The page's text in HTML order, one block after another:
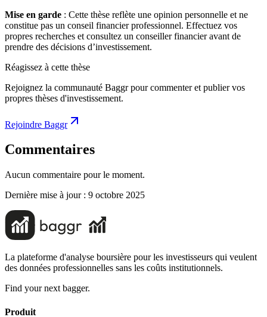
Mise en garde : Cette thèse reflète une opinion personnelle et ne
constitue pas un conseil financier professionnel. Effectuez vos
propres recherches et consultez un conseiller financier avant de
prendre des décisions d’investissement.
Réagissez à cette thèse
Rejoignez la communauté Baggr pour commenter et publier vos
propres thèses d'investissement.
Rejoindre Baggr
Commentaires
Aucun commentaire pour le moment.
Dernière mise à jour : 9 octobre 2025
La plateforme d'analyse boursière pour les investisseurs qui veulent
des données professionnelles sans les coûts institutionnels.
Find your next bagger.
Produit